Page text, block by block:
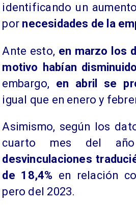
identificando un
por necesidades de la
Ante esto, en marzo los
motivo habían
embargo, en abril se
igual que en enero y
Asimismo, según los
cuarto mes del
desvinculaciones
de 18,4% en relación
pero del 2023.